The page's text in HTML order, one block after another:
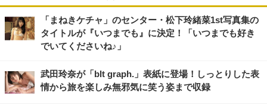
「まねきケチャ」のセンター・松下玲緒菜1st写真集の
タイトルが『いつまでも』に決定！「いつまでも好き
でいてくださいね♪」
武田玲奈が「blt graph.」表紙に登場！しっとりした表
情から旅を楽しみ無邪気に笑う姿まで収録